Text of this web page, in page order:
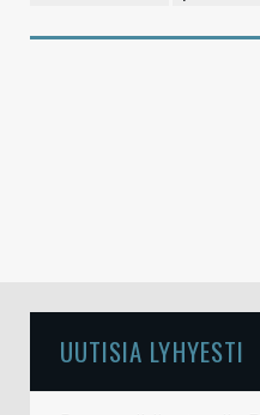
UUTISIA LYHYESTI